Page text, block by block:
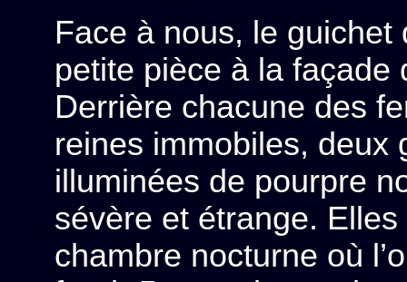
Face à nous, le
petite pièce à la façade
Derrière chacune des
reines immobiles, deux
illuminées de pourpre
sévère et étrange.
chambre nocturne où